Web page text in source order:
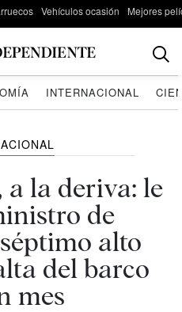
Vehículos ocasión Mejores
INTERNACIONAL
la deriva: le
de
alto
del barco
mes